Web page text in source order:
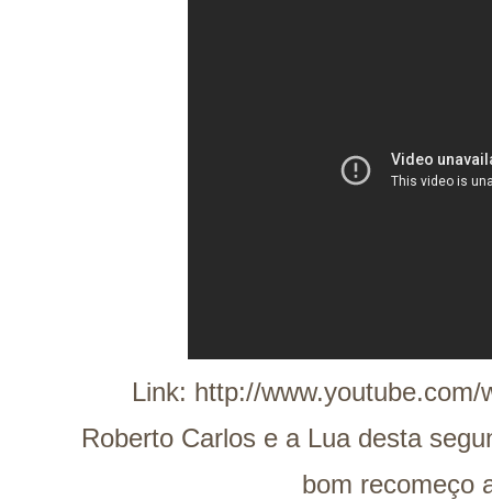
Link: http://
Roberto Carlos e a Lua desta
bom recomeço